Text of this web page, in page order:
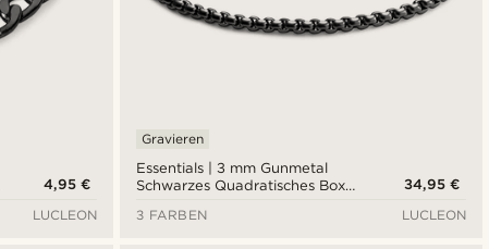
4,95 €
LUCLEON
Essentials | 3 mm Gunmetal
Schwarzes Quadratisches Box
Gravieren
34,95 €
3 FARBEN
LUCLEON